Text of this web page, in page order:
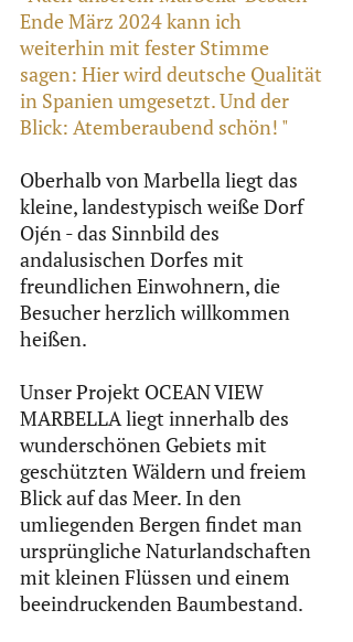
Ende März 2024 kann ich
weiterhin mit fester Stimme
sagen: Hier wird deutsche Qualität
in Spanien umgesetzt. Und der
Blick: Atemberaubend schön! "
Oberhalb von Marbella liegt das
kleine, landestypisch weiße Dorf
Ojén - das Sinnbild des
andalusischen Dorfes mit
freundlichen Einwohnern, die
Besucher herzlich willkommen
heißen.
Unser Projekt OCEAN VIEW
MARBELLA liegt innerhalb des
wunderschönen Gebiets mit
geschützten Wäldern und freiem
Blick auf das Meer. In den
umliegenden Bergen findet man
ursprüngliche Naturlandschaften
mit kleinen Flüssen und einem
beeindruckenden Baumbestand.